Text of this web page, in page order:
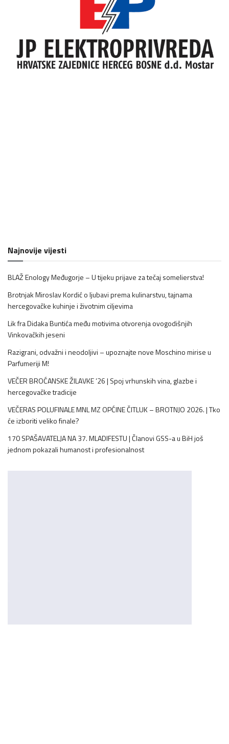
Najnovije vijesti
BLAŽ Enology Međugorje – U tijeku prijave za tečaj somelierstva!
Brotnjak Miroslav Kordić o ljubavi prema kulinarstvu, tajnama
hercegovačke kuhinje i životnim ciljevima
Lik fra Didaka Buntića među motivima otvorenja ovogodišnjih
Vinkovačkih jeseni
Razigrani, odvažni i neodoljivi – upoznajte nove Moschino mirise u
Parfumeriji M!
VEČER BROĆANSKE ŽILAVKE ’26 | Spoj vrhunskih vina, glazbe i
hercegovačke tradicije
VEČERAS POLUFINALE MNL MZ OPĆINE ČITLUK – BROTNJO 2026. | Tko
će izboriti veliko finale?
170 SPAŠAVATELJA NA 37. MLADIFESTU | Članovi GSS-a u BiH još
jednom pokazali humanost i profesionalnost